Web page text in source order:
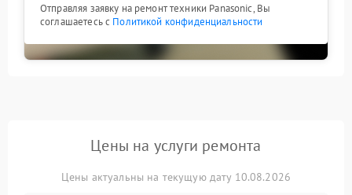
Отправляя заявку на ремонт техники Panasonic, Вы
соглашаетесь с Политикой конфиденциальности
Цены на услуги ремонта
Цены актуальны на текущую дату 10.08.2026